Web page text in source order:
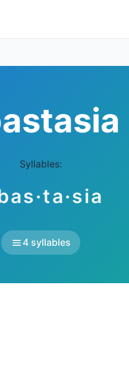
Syllables:
4 syllables